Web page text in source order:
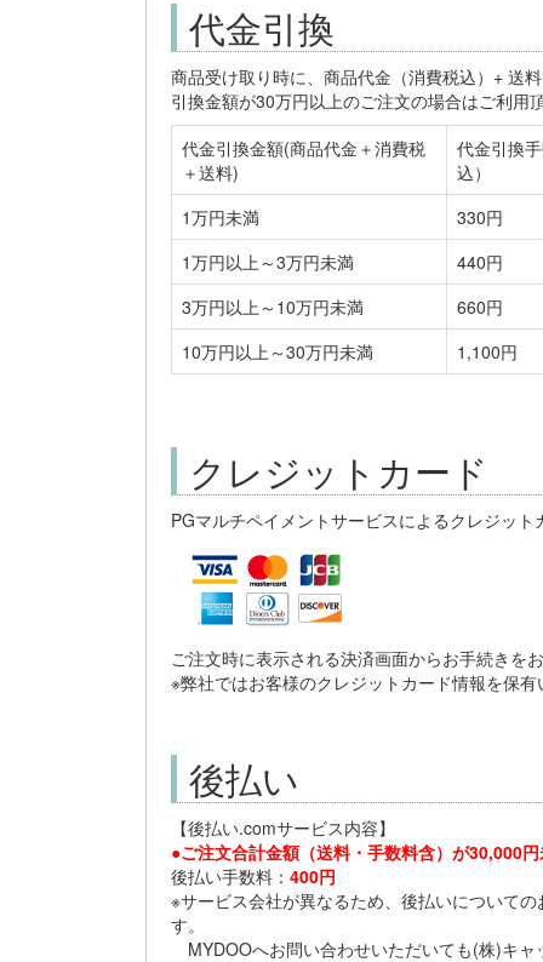
代金引換
商品受け取り時に、商品代金（消費税込）+ 送
引換金額が30万円以上のご注文の場合はご利用
代金引換金額(商品代金＋消費税
＋送料)
代金引換
込）
1万円未満
330円
1万円以上～3万円未満
440円
3万円以上～10万円未満
660円
10万円以上～30万円未満
1,100円
クレジットカード
PGマルチペイメントサービスによるクレジッ
ご注文時に表示される決済画面からお手続きを
※弊社ではお客様のクレジットカード情報を保
後払い
【後払い.comサービス内容】
●ご注文合計金額（送料・手数料含）が30,000
後払い手数料： 400円
※サービス会社が異なるため、後払いについて
す。
MYDOOへお問い合わせいただいても(株)キ